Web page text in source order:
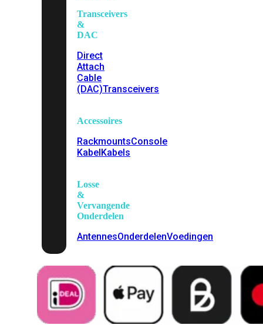
Transceivers
&
DAC
Direct
Attach
Cable
(DAC)Transceivers
Accessoires
RackmountsConsole
KabelKabels
Losse
&
Vervangende
Onderdelen
AntennesOnderdelenVoedingen